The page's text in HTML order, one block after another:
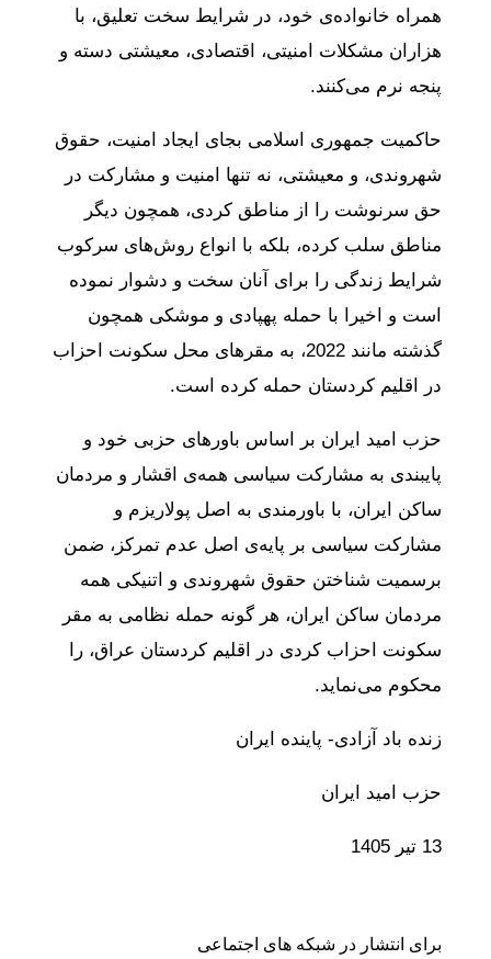
همراه خانواده‌ی خود، در شرایط سخت تعلیق، با
هزاران مشکلات امنیتی، اقتصادی، معیشتی دسته و
پنجه نرم می‌کنند.
حاکمیت جمهوری اسلامی بجای ایجاد امنیت، حقوق
شهروندی، و معیشتی، نه تنها امنیت و مشارکت در
حق سرنوشت را از مناطق کردی، همچون دیگر
مناطق سلب کرده، بلکه با انواع روش‌های سرکوب
شرایط زندگی را برای آنان سخت و دشوار نموده
است و اخیرا با حمله پهپادی و موشکی همچون
گذشته مانند 2022، به مقرهای محل سکونت احزاب
در اقلیم کردستان حمله کرده است.
حزب امید ایران بر اساس باورهای حزبی خود و
پایبندی به مشارکت سیاسی همه‌ی اقشار و مردمان
ساکن ایران، با باورمندی به اصل پولاریزم و
مشارکت سیاسی بر پایه‌ی اصل عدم تمرکز، ضمن
برسمیت شناختن حقوق شهروندی و اتنیکی همه
مردمان ساکن ایران، هر گونه حمله نظامی به مقر
سکونت احزاب کردی در اقلیم کردستان عراق، را
محکوم می‌نماید.
زنده باد آزادی- پاینده ایران
حزب امید ایران
13 تیر 1405
برای انتشار در شبکه های اجتماعی